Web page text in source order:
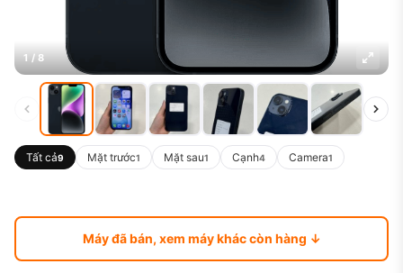
1 / 8
Tất cả9 Mặt trước1 Mặt sau1 Cạnh4 Camera1
Máy đã bán, xem máy khác còn hàng ↓